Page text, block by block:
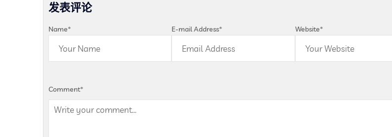
发表评论
Name* E-mail Address* Website*
Comment*